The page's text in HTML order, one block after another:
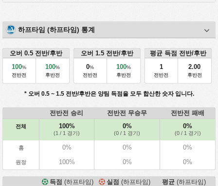
하프타임 (하프타임) 통계
오버 0.5 전반/후반
100%
전반전
100%
후반전
오버 1.5 전반/후반
0%
전반전
100%
후반전
평균 득점 전반/후반
1
전반전
2.00
후반전
* 오버 0.5 ~ 1.5 전반/후반은 양팀 득점을 모두 합산한 숫자 입니다.
전반전 승리 전반전 무승무 전반전 패배
전체 100%
(1 / 1 경기)
0%
(0 / 1 경기)
0%
(0 / 1 경기)
홈 0% 0% 0%
원정 100% 0% 0%
득점 (하프타임) 실점 (하프타임) 평균 (하프타임)